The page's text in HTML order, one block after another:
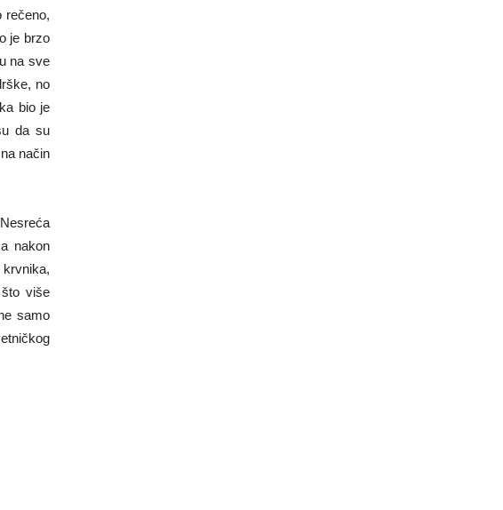
rečeno,
je brzo
na sve
no
bio je
da su
način
nakon
krvnika,
više
samo